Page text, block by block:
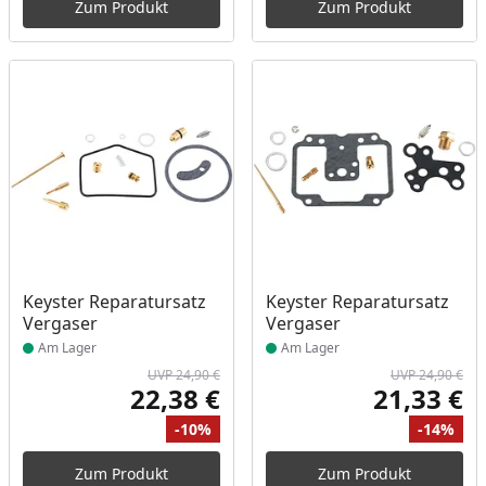
Zum Produkt Zum Produkt
Keyster Reparatursatz
Vergaser
Produkt am Lager
Am Lager
Ursprünglicher Preis
UVP 24,90 €
Aktueller Preis
22,38 €
Rabatt
-10%
Zum Produkt
Keyster Reparatursatz
Vergaser
Produkt am Lager
Am Lager
UVP 24,90 €
21,33 €
-14%
Zum Produkt